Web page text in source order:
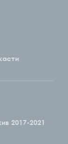
2017-2021